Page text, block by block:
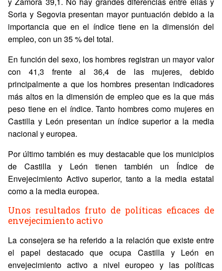
Soria y Segovia presentan mayor puntuación debido a la
importancia que en el índice tiene en la dimensión del
empleo, con un 35 % del total.
En función del sexo, los hombres registran un mayor valor
con 41,3 frente al 36,4 de las mujeres, debido
principalmente a que los hombres presentan indicadores
más altos en la dimensión de empleo que es la que más
peso tiene en el índice. Tanto hombres como mujeres en
Castilla y León presentan un índice superior a la media
nacional y europea.
Por último también es muy destacable que los municipios
de Castilla y León tienen también un Índice de
Envejecimiento Activo superior, tanto a la media estatal
como a la media europea.
Unos resultados fruto de políticas eficaces de
envejecimiento activo
La consejera se ha referido a la relación que existe entre
el papel destacado que ocupa Castilla y León en
envejecimiento activo a nivel europeo y las políticas